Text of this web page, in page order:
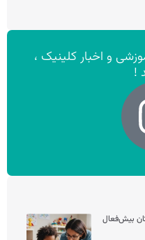
و اخبار کلینیک ،
!
بیش‌فعال